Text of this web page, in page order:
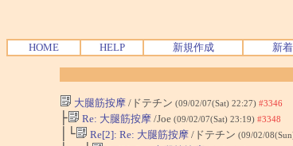
HOME HELP 新規作成 新
大腿筋按摩/ドテチン (09/02/07(Sat) 22:27) #3346
├ Re: 大腿筋按摩/Joe (09/02/07(Sat) 23:19) #3348
│└ Re[2]: Re: 大腿筋按摩/ドテチン (09/02/